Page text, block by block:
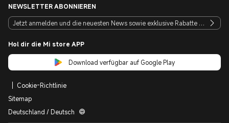
NEWSLETTER ABONNIEREN
Hol dir die Mi store APP
Download verfügbar auf Google Play
Cookie-Richtlinie
Sitemap
Deutschland / Deutsch